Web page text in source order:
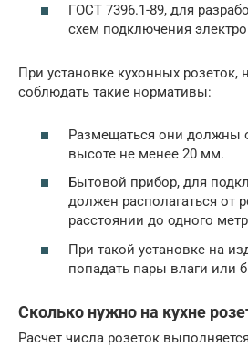
ГОСТ 7396.1-89, для
схем подключения
При установке кухонных розеток,
соблюдать такие нормативы:
Размещаться они должны
высоте не менее 20 мм.
Бытовой прибор, для
должен располагаться от
расстоянии до одного
При такой установке на
попадать пары влаги или
Сколько нужно на кухне
Расчет числа розеток